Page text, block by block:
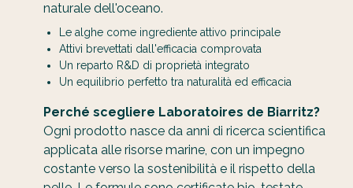
naturale dell'oceano.
Le alghe come ingrediente attivo principale
Attivi brevettati dall'efficacia comprovata
Un reparto R&D di proprietà integrato
Un equilibrio perfetto tra naturalità ed efficacia
Perché scegliere Laboratoires de Biarritz?
Ogni prodotto nasce da anni di ricerca scientifica
applicata alle risorse marine, con un impegno
costante verso la sostenibilità e il rispetto della